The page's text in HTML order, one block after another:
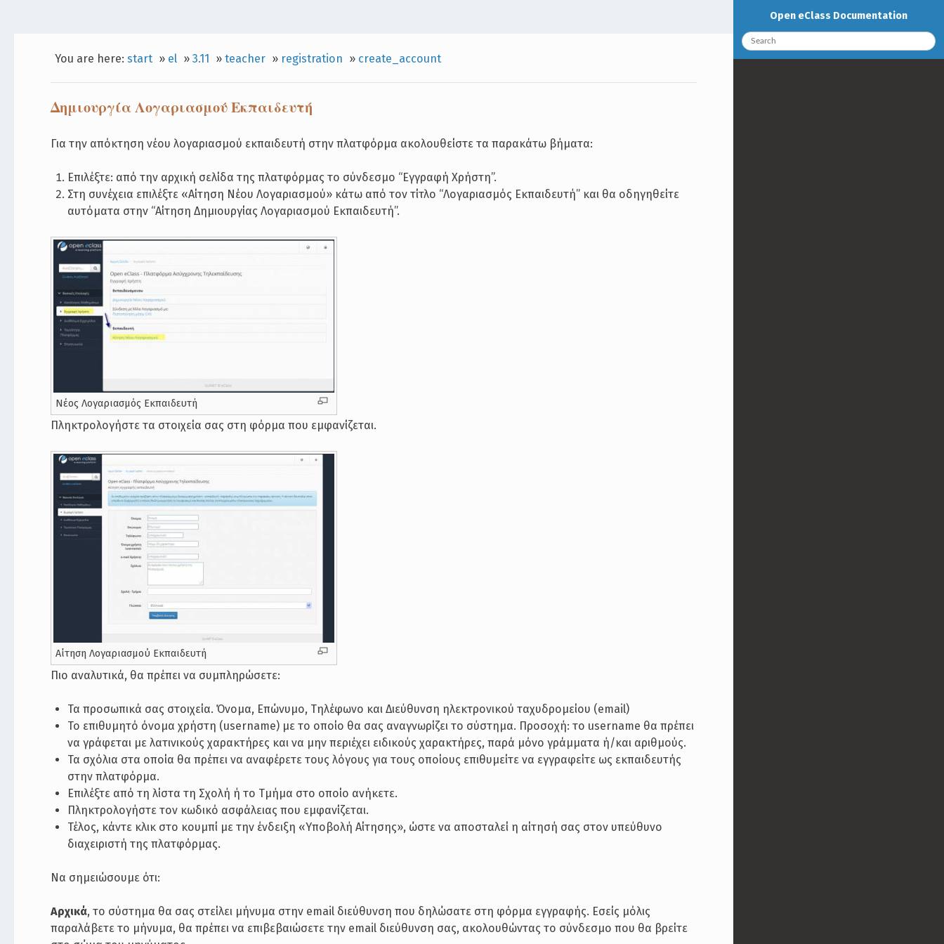
You are here: start » el » 3.11 » teacher » registration » create_account
Δημιουργία Λογαριασμού Εκπαιδευτή
Για την απόκτηση νέου λογαριασμού εκπαιδευτή στην πλατφόρμα ακολουθείστε τα παρακάτω βήματα:
Επιλέξτε: από την αρχική σελίδα της πλατφόρμας το σύνδεσμο “Εγγραφή Χρήστη”.
Στη συνέχεια επιλέξτε «Αίτηση Νέου Λογαριασμού» κάτω από τον τίτλο “Λογαριασμός Εκπαιδευτή” και θα οδηγηθείτε
αυτόματα στην “Αίτηση Δημιουργίας Λογαριασμού Εκπαιδευτή”.
Νέος Λογαριασμός Εκπαιδευτή
Πληκτρολογήστε τα στοιχεία σας στη φόρμα που εμφανίζεται.
Αίτηση Λογαριασμού Εκπαιδευτή
Πιο αναλυτικά, θα πρέπει να συμπληρώσετε:
Τα προσωπικά σας στοιχεία. Όνομα, Επώνυμο, Τηλέφωνο και Διεύθυνση ηλεκτρονικού ταχυδρομείου (email)
Το επιθυμητό όνομα χρήστη (username) με το οποίο θα σας αναγνωρίζει το σύστημα. Προσοχή: το username θα πρέπει
να γράφεται με λατινικούς χαρακτήρες και να μην περιέχει ειδικούς χαρακτήρες, παρά μόνο γράμματα ή/και αριθμούς.
Τα σχόλια στα οποία θα πρέπει να αναφέρετε τους λόγους για τους οποίους επιθυμείτε να εγγραφείτε ως εκπαιδευτής
στην πλατφόρμα.
Επιλέξτε από τη λίστα τη Σχολή ή το Τμήμα στο οποίο ανήκετε.
Πληκτρολογήστε τον κωδικό ασφάλειας που εμφανίζεται.
Τέλος, κάντε κλικ στο κουμπί με την ένδειξη «Υποβολή Αίτησης», ώστε να αποσταλεί η αίτησή σας στον υπεύθυνο
διαχειριστή της πλατφόρμας.
Να σημειώσουμε ότι:
Αρχικά, το σύστημα θα σας στείλει μήνυμα στην email διεύθυνση που δηλώσατε στη φόρμα εγγραφής. Εσείς μόλις
παραλάβετε το μήνυμα, θα πρέπει να επιβεβαιώσετε την email διεύθυνση σας, ακολουθώντας το σύνδεσμο που θα βρείτε
Open eClass Documentation